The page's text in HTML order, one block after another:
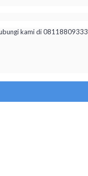
kami di 08118809333